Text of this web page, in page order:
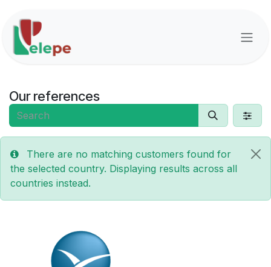
Our references
There are no matching customers found for
the selected country. Displaying results across all
countries instead.